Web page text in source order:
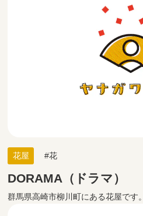
花屋 花
DORAMA（ドラマ）
群馬県高崎市柳川町にある花屋です。